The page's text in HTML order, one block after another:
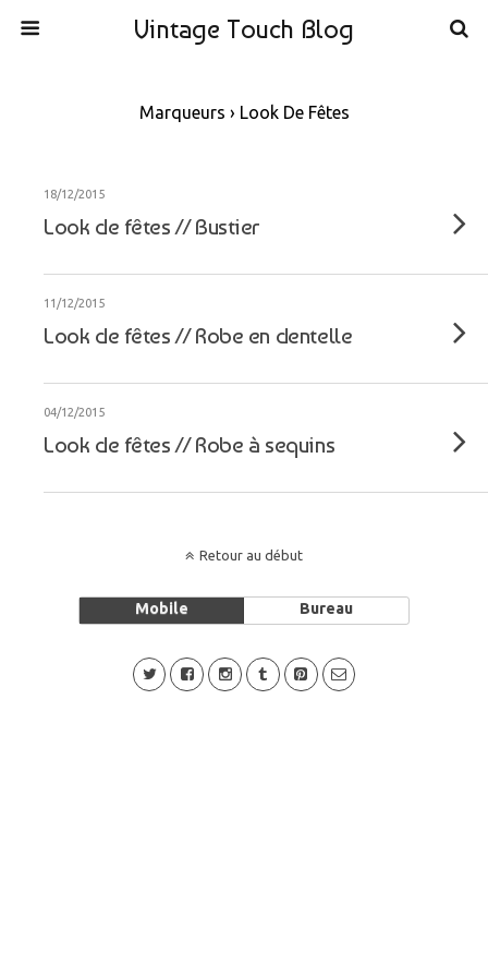
Vintage Touch Blog
Marqueurs › Look De Fêtes
18/12/2015
Look de fêtes // Bustier
11/12/2015
Look de fêtes // Robe en dentelle
04/12/2015
Look de fêtes // Robe à sequins
Retour au début
Mobile Bureau